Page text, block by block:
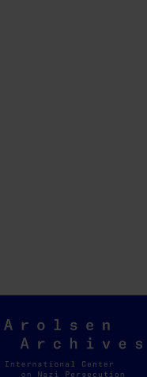
Arolsen
Archives